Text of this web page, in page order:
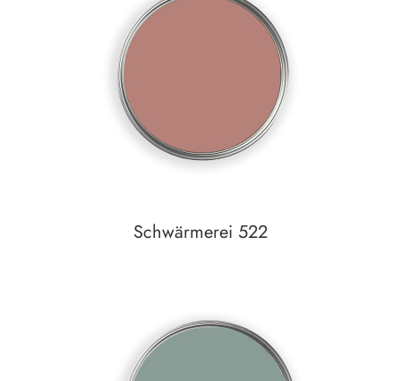
Auf den Wunschzettel
Schwärmerei 522
Auf den Wunschzettel